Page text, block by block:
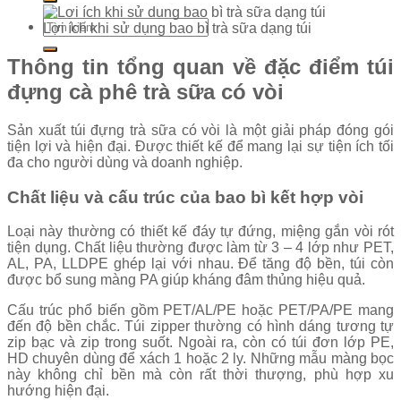
Tìm
kiếm:
Lợi ích khi sử dụng bao bì trà sữa dạng túi
Thông tin tổng quan về đặc điểm túi
đựng cà phê trà sữa có vòi
Sản xuất túi đựng trà sữa có vòi là một giải pháp đóng gói
tiện lợi và hiện đại. Được thiết kế để mang lại sự tiện ích tối
đa cho người dùng và doanh nghiệp.
Chất liệu và cấu trúc của bao bì kết hợp vòi
Loại này thường có thiết kế đáy tự đứng, miệng gắn vòi rót
tiện dụng. Chất liệu thường được làm từ 3 – 4 lớp như PET,
AL, PA, LLDPE ghép lại với nhau. Để tăng độ bền, túi còn
được bổ sung màng PA giúp kháng đâm thủng hiệu quả.
Cấu trúc phổ biến gồm PET/AL/PE hoặc PET/PA/PE mang
đến độ bền chắc. Túi zipper thường có hình dáng tương tự
zip bạc và zip trong suốt. Ngoài ra, còn có túi đơn lớp PE,
HD chuyên dùng để xách 1 hoặc 2 ly. Những mẫu màng bọc
này không chỉ bền mà còn rất thời thượng, phù hợp xu
hướng hiện đại.